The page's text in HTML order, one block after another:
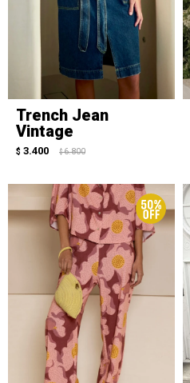
Trench Jean
Vintage
$ 3.400 $ 6.800